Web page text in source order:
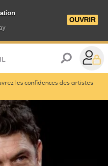
OUVRIR
les confidences des artistes